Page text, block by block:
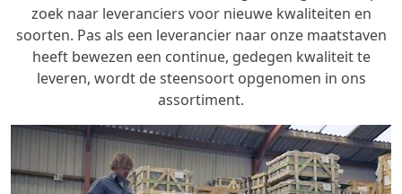
zoek naar leveranciers voor nieuwe kwaliteiten en
soorten. Pas als een leverancier naar onze maatstaven
heeft bewezen een continue, gedegen kwaliteit te
leveren, wordt de steensoort opgenomen in ons
assortiment.